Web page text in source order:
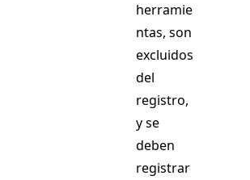
herramie
ntas, son
excluidos
del
registro,
y se
deben
registrar